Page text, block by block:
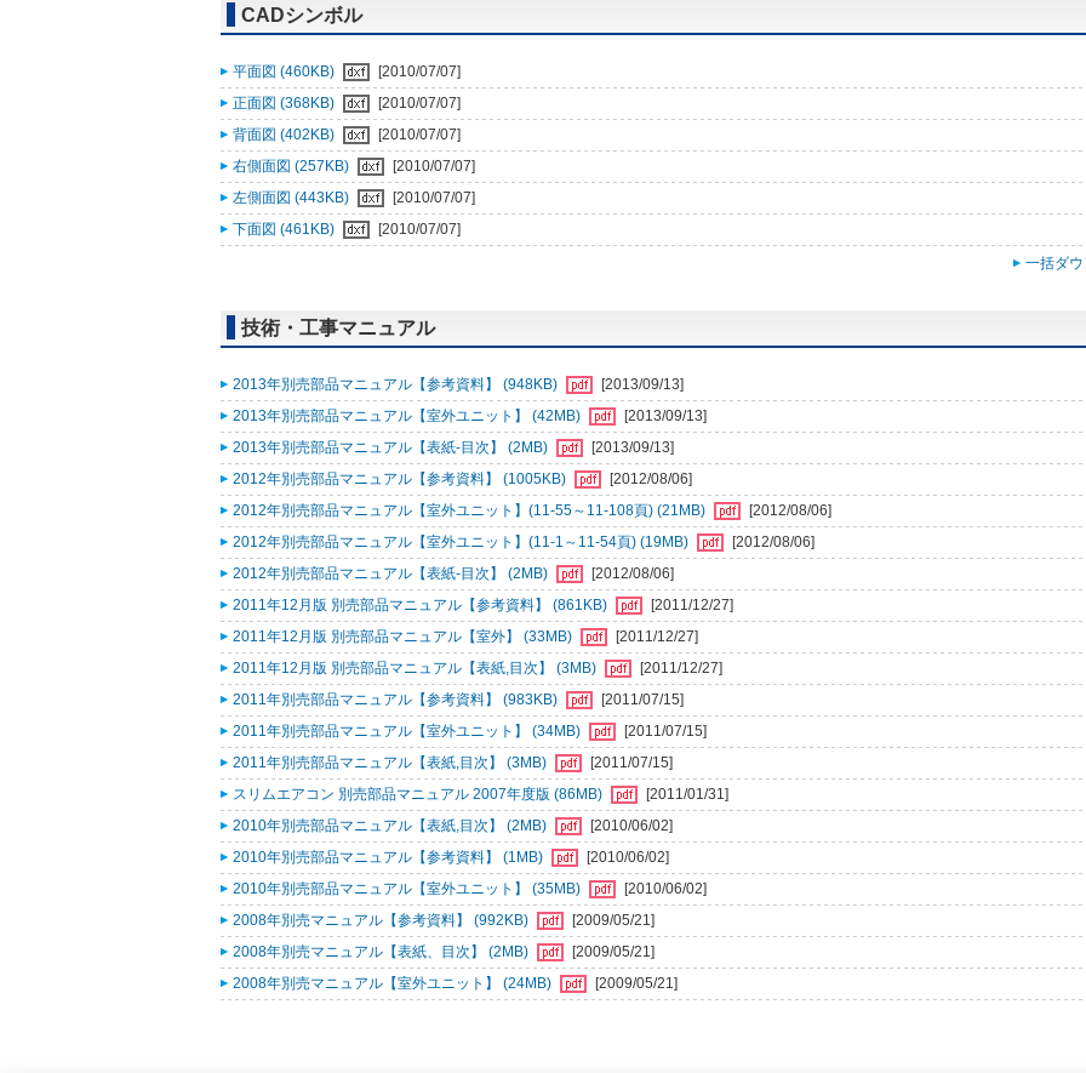
CADシンボル
平面図 (460KB)
[2010/07/07]
正面図 (368KB)
[2010/07/07]
背面図 (402KB)
[2010/07/07]
右側面図 (257KB)
[2010/07/07]
左側面図 (443KB)
[2010/07/07]
下面図 (461KB)
[2010/07/07]
一括ダ
技術・工事マニュアル
2013年別売部品マニュアル【参考資料】 (948KB)
[2013/09/13]
2013年別売部品マニュアル【室外ユニット】 (42MB)
[2013/09/13]
2013年別売部品マニュアル【表紙-目次】 (2MB)
[2013/09/13]
2012年別売部品マニュアル【参考資料】 (1005KB)
[2012/08/06]
2012年別売部品マニュアル【室外ユニット】(11-55～11-108頁) (21MB)
[2012/08/06]
2012年別売部品マニュアル【室外ユニット】(11-1～11-54頁) (19MB)
[2012/08/06]
2012年別売部品マニュアル【表紙-目次】 (2MB)
[2012/08/06]
2011年12月版 別売部品マニュアル【参考資料】 (861KB)
[2011/12/27]
2011年12月版 別売部品マニュアル【室外】 (33MB)
[2011/12/27]
2011年12月版 別売部品マニュアル【表紙,目次】 (3MB)
[2011/12/27]
2011年別売部品マニュアル【参考資料】 (983KB)
[2011/07/15]
2011年別売部品マニュアル【室外ユニット】 (34MB)
[2011/07/15]
2011年別売部品マニュアル【表紙,目次】 (3MB)
[2011/07/15]
スリムエアコン 別売部品マニュアル 2007年度版 (86MB)
[2011/01/31]
2010年別売部品マニュアル【表紙,目次】 (2MB)
[2010/06/02]
2010年別売部品マニュアル【参考資料】 (1MB)
[2010/06/02]
2010年別売部品マニュアル【室外ユニット】 (35MB)
[2010/06/02]
2008年別売マニュアル【参考資料】 (992KB)
[2009/05/21]
2008年別売マニュアル【表紙、目次】 (2MB)
[2009/05/21]
2008年別売マニュアル【室外ユニット】 (24MB)
[2009/05/21]